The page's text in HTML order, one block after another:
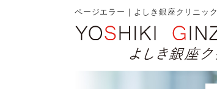
ページエラー｜よしき銀座クリニック